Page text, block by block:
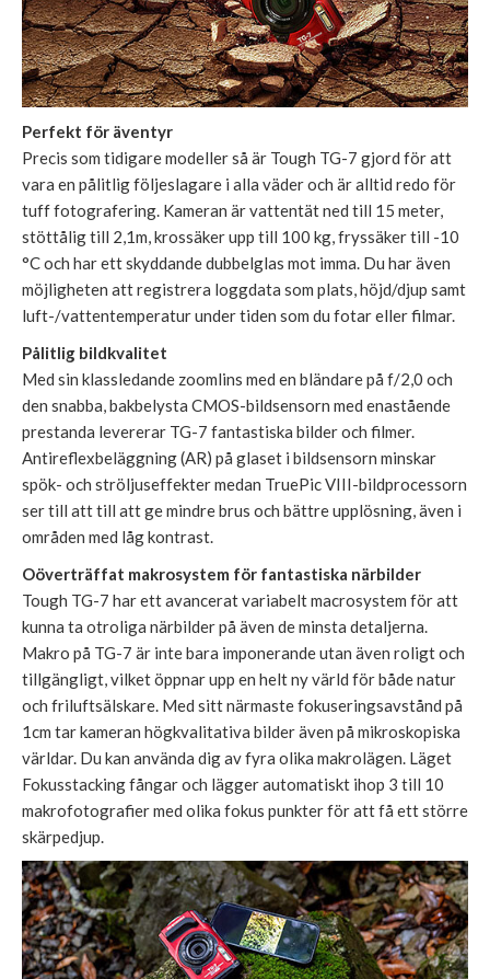
Perfekt för äventyr
Precis som tidigare modeller så är Tough TG-7 gjord för att
vara en pålitlig följeslagare i alla väder och är alltid redo för
tuff fotografering. Kameran är vattentät ned till 15 meter,
stöttålig till 2,1m, krossäker upp till 100 kg, fryssäker till -10
°C och har ett skyddande dubbelglas mot imma. Du har även
möjligheten att registrera loggdata som plats, höjd/djup samt
luft-/vattentemperatur under tiden som du fotar eller filmar.
Pålitlig bildkvalitet
Med sin klassledande zoomlins med en bländare på f/2,0 och
den snabba, bakbelysta CMOS-bildsensorn med enastående
prestanda levererar TG-7 fantastiska bilder och filmer.
Antireflexbeläggning (AR) på glaset i bildsensorn minskar
spök- och ströljuseffekter medan TruePic VIII-bildprocessorn
ser till att till att ge mindre brus och bättre upplösning, även i
områden med låg kontrast.
Oöverträffat makrosystem för fantastiska närbilder
Tough TG-7 har ett avancerat variabelt macrosystem för att
kunna ta otroliga närbilder på även de minsta detaljerna.
Makro på TG-7 är inte bara imponerande utan även roligt och
tillgängligt, vilket öppnar upp en helt ny värld för både natur
och friluftsälskare. Med sitt närmaste fokuseringsavstånd på
1cm tar kameran högkvalitativa bilder även på mikroskopiska
världar. Du kan använda dig av fyra olika makrolägen. Läget
Fokusstacking fångar och lägger automatiskt ihop 3 till 10
makrofotografier med olika fokus punkter för att få ett större
skärpedjup.